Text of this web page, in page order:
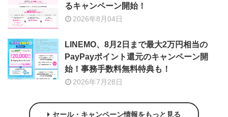
るキャンペーン開始！
2026年8月04日
LINEMO、8月2日まで最大2万円相当の
PayPayポイント還元のキャンペーン開
始！事務手数料無料特典も！
2026年7月28日
セール・キャンペーン情報をもっと見る